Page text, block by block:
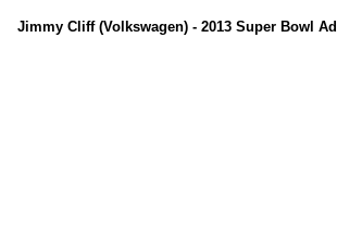
Jimmy Cliff (Volkswagen) - 2013 Super Bowl Ad